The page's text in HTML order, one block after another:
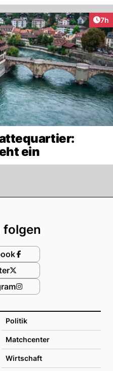
7h
ein
Politik
Matchcenter
Wirtschaft
folgen